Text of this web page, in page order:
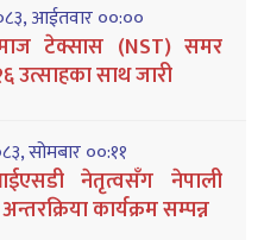
आईतवार ००:००
टेक्सास (NST) समर
उत्साहका साथ जारी
सोमबार ००:११
नेतृत्वसँग नेपाली
कार्यक्रम सम्पन्न